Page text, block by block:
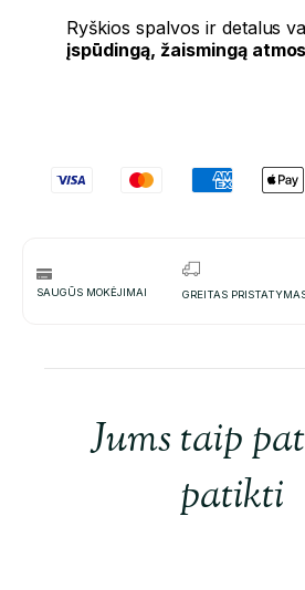
Ryškios spalvos ir detalus
įspūdingą, žaismingą
SAUGŪS MOKĖJIMAI GREITAS
Jums taip
patikti